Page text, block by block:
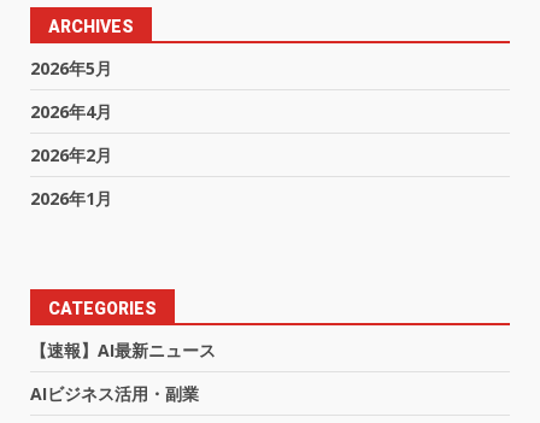
ARCHIVES
2026年5月
2026年4月
2026年2月
2026年1月
CATEGORIES
【速報】AI最新ニュース
AIビジネス活用・副業